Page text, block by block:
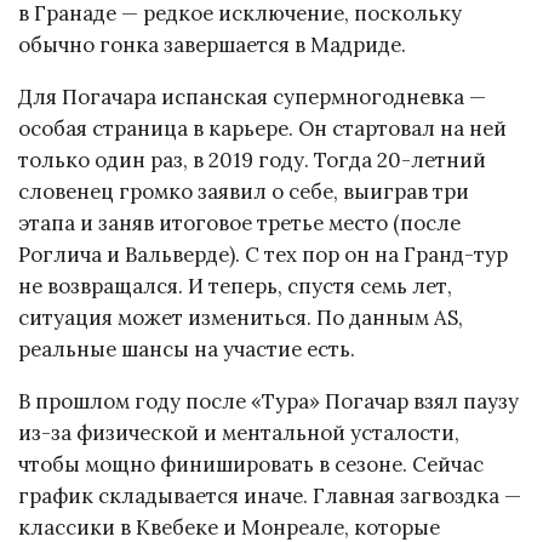
в Гранаде — редкое исключение, поскольку
обычно гонка завершается в Мадриде.
Для Погачара испанская супермногодневка —
особая страница в карьере. Он стартовал на ней
только один раз, в 2019 году. Тогда 20-летний
словенец громко заявил о себе, выиграв три
этапа и заняв итоговое третье место (после
Роглича и Вальверде). С тех пор он на Гранд-тур
не возвращался. И теперь, спустя семь лет,
ситуация может измениться. По данным AS,
реальные шансы на участие есть.
В прошлом году после «Тура» Погачар взял паузу
из-за физической и ментальной усталости,
чтобы мощно финишировать в сезоне. Сейчас
график складывается иначе. Главная загвоздка —
классики в Квебеке и Монреале, которые